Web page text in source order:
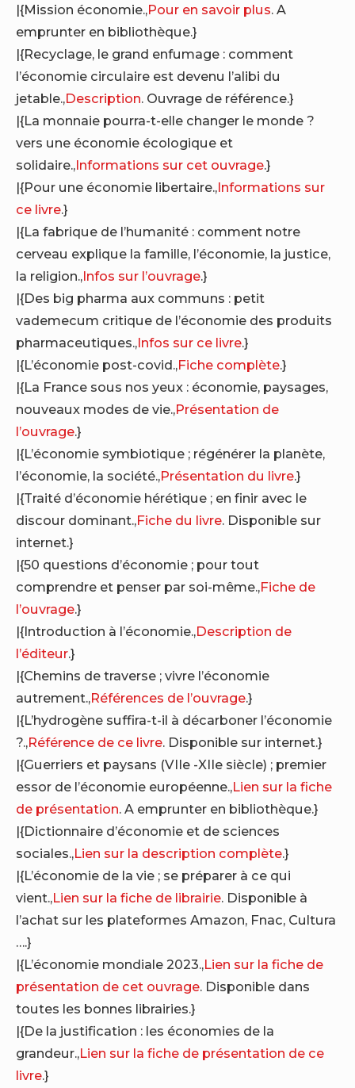
|{Mission économie.,Pour en savoir plus. A
emprunter en bibliothèque.}
|{Recyclage, le grand enfumage : comment
l’économie circulaire est devenu l’alibi du
jetable.,Description. Ouvrage de référence.}
|{La monnaie pourra-t-elle changer le monde ?
vers une économie écologique et
solidaire.,Informations sur cet ouvrage.}
|{Pour une économie libertaire.,Informations sur
ce livre.}
|{La fabrique de l’humanité : comment notre
cerveau explique la famille, l’économie, la justice,
la religion.,Infos sur l’ouvrage.}
|{Des big pharma aux communs : petit
vademecum critique de l’économie des produits
pharmaceutiques.,Infos sur ce livre.}
|{L’économie post-covid.,Fiche complète.}
|{La France sous nos yeux : économie, paysages,
nouveaux modes de vie.,Présentation de
l’ouvrage.}
|{L’économie symbiotique ; régénérer la planète,
l’économie, la société.,Présentation du livre.}
|{Traité d’économie hérétique ; en finir avec le
discour dominant.,Fiche du livre. Disponible sur
internet.}
|{50 questions d’économie ; pour tout
comprendre et penser par soi-même.,Fiche de
l’ouvrage.}
|{Introduction à l’économie.,Description de
l’éditeur.}
|{Chemins de traverse ; vivre l’économie
autrement.,Références de l’ouvrage.}
|{L’hydrogène suffira-t-il à décarboner l’économie
?.,Référence de ce livre. Disponible sur internet.}
|{Guerriers et paysans (VIIe -XIIe siècle) ; premier
essor de l’économie européenne.,Lien sur la fiche
de présentation. A emprunter en bibliothèque.}
|{Dictionnaire d’économie et de sciences
sociales.,Lien sur la description complète.}
|{L’économie de la vie ; se préparer à ce qui
vient.,Lien sur la fiche de librairie. Disponible à
l’achat sur les plateformes Amazon, Fnac, Cultura
….}
|{L’économie mondiale 2023.,Lien sur la fiche de
présentation de cet ouvrage. Disponible dans
toutes les bonnes librairies.}
|{De la justification : les économies de la
grandeur.,Lien sur la fiche de présentation de ce
livre.}